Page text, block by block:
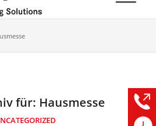
für: Hausmesse